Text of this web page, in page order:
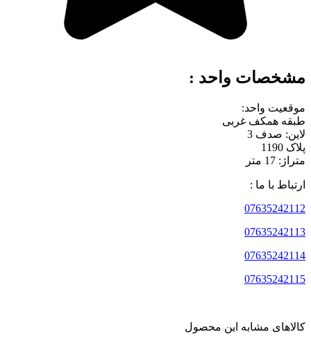
مشخصات واحد :
موقعیت واحد:
طبقه همکف غربی
لاین: صدف 3
پلاک 1190
متراژ: 17 متر
ارتباط با ما :
07635242112
07635242113
07635242114
07635242115
کالاهای مشابه این محصول